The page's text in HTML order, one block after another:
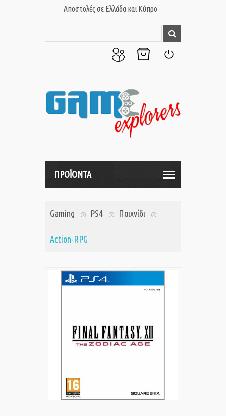
Αποστολές σε Ελλάδα και Κύπρο
μου
ΠΡΟΪΟΝΤΑ
Gaming PS4 Παιχνίδι
Action-RPG